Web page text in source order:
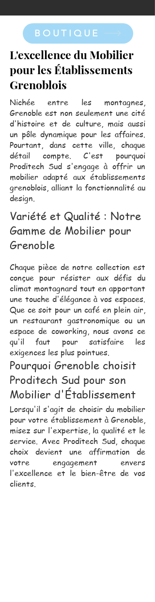
BOUTIQUE
L'excellence du Mobilier
pour les Établissements
Grenoblois
Nichée entre les montagnes,
Grenoble est non seulement une cité
d'histoire et de culture, mais aussi
un pôle dynamique pour les affaires.
Pourtant, dans cette ville, chaque
détail compte. C'est pourquoi
Proditech Sud s'engage à offrir un
mobilier adapté aux établissements
grenoblois, alliant la fonctionnalité au
design.
Variété et Qualité : Notre
Gamme de Mobilier pour
Grenoble
Chaque pièce de notre collection est
conçue pour résister aux défis du
climat montagnard tout en apportant
une touche d'élégance à vos espaces.
Que ce soit pour un café en plein air,
un restaurant gastronomique ou un
espace de coworking, nous avons ce
qu'il faut pour satisfaire les
exigences les plus pointues.
Pourquoi Grenoble choisit
Proditech Sud pour son
Mobilier d'Établissement
Lorsqu'il s'agit de choisir du mobilier
pour votre établissement à Grenoble,
misez sur l'expertise, la qualité et le
service. Avec Proditech Sud, chaque
choix devient une affirmation de
votre engagement envers
l'excellence et le bien-être de vos
clients.